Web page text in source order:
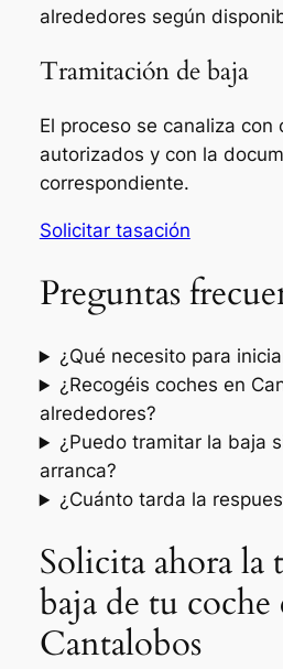
alrededores según
Tramitación de baja
El proceso se canaliza con
autorizados y con la
correspondiente.
Solicitar tasación
Preguntas
¿Qué necesito para
¿Recogéis coches en
alrededores?
¿Puedo tramitar la baja
arranca?
¿Cuánto tarda la
Solicita ahora la
baja de tu coche
Cantalobos